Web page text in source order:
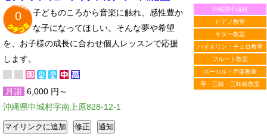
沖縄県中城村
ピアノ教室
ギター教室
バイオリン・チェロ教室
フルート教室
ボーカル・声楽教室
琴・三線・三味線教室
0
子どものころから音楽に触れ、感性豊か
な子になってほしい。そんな夢や希望
を、お子様の成長に合わせ個人レッスンで応援
します。
月謝 6,000 円～
沖縄県中城村字南上原828-12-1